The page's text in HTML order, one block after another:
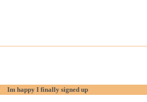
Im happy I finally signed up